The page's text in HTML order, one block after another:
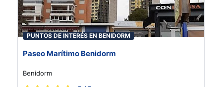
PUNTOS DE INTERÉS EN BENIDORM
Paseo Marítimo Benidorm
Benidorm